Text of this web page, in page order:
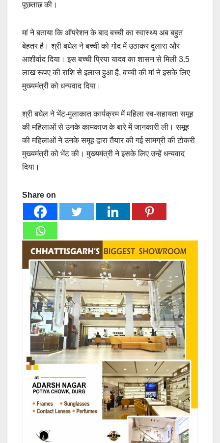
पूछताछ की।
मां ने बताया कि ऑपरेशन के बाद बच्ची का स्वास्थ्य अब बहुत
बेहतर है। श्री बघेल ने बच्ची को गोद में उठाकर दुलारा और
आशीर्वाद दिया। इस बच्ची प्रिया यादव का शासन से मिली 3.5
लाख रूपए की राशि से इलाज हुआ है, बच्ची की मां ने इसके लिए
मुख्यमंत्री को धन्यवाद दिया।
श्री बघेल ने भेंट-मुलाकात कार्यक्रम में महिला स्व-सहायता समूह
की महिलाओं से उनके कामकाज के बारे में जानकारी ली। समूह
की महिलाओं ने उनके समूह द्वारा तैयार की गई सामग्री की टोकरी
मुख्यमंत्री को भेंट की। मुख्यमंत्री ने इसके लिए उन्हें धन्यवाद
दिया।
Share on